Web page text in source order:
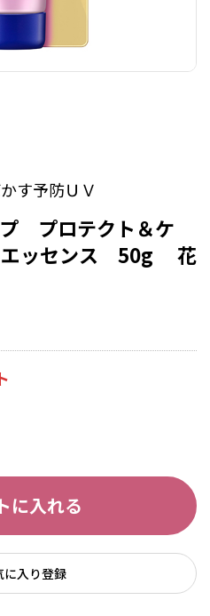
す予防ＵＶ
プロテクト＆ケ
ッセンス 50g 花
に入れる
に入り登録